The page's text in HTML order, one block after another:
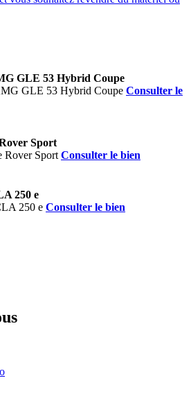
GLE 53 Hybrid Coupe
Consulter le
Sport
Consulter le bien
250 e
Consulter le bien